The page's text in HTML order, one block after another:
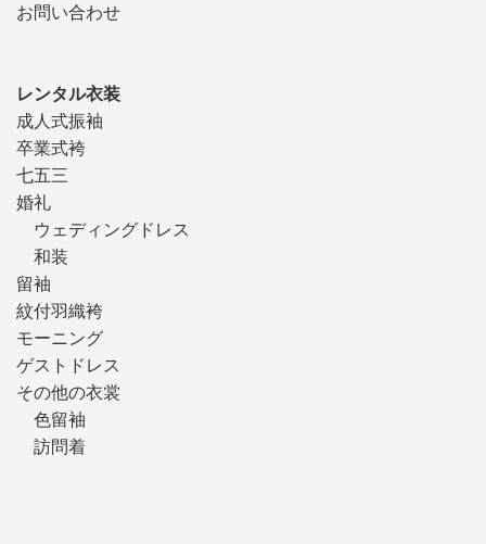
お問い合わせ
レンタル衣装
成人式振袖
卒業式袴
七五三
婚礼
ウェディングドレス
和装
留袖
紋付羽織袴
モーニング
ゲストドレス
その他の衣裳
色留袖
訪問着